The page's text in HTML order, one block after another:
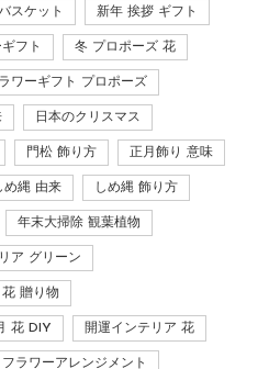
スケット 新年 挨拶 ギフト
フト 冬 プロポーズ 花
ワーギフト プロポーズ
日本のクリスマス
門松 飾り方 正月飾り 意味
め縄 由来 しめ縄 飾り方
年末大掃除 観葉植物
ア グリーン
贈り物
花 DIY 開運インテリア 花
ラワーアレンジメント